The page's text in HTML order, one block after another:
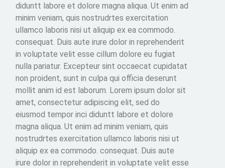
diduntt labore et dolore magna aliqua. Ut enim ad
minim veniam, quis nostrudrtes exercitation
ullamco laboris nisi ut aliquip ex ea commodo.
consequat. Duis aute irure dolor in reprehenderit
in voluptate velit esse cillum dolore eu fugiat
nulla pariatur. Excepteur sint occaecat cupidatat
non proident, sunt in culpa qui officia deserunt
mollit anim id est laborum. Lorem ipsum dolor sit
amet, consectetur adipiscing elit, sed do
eiusmod tempor inci diduntt labore et dolore
magna aliqua. Ut enim ad minim veniam, quis
nostrudrtes exercitation ullamco laboris nisi ut
aliquip ex ea commodo. consequat. Duis aute
irure dolor in reprehenderit in voluptate velit esse